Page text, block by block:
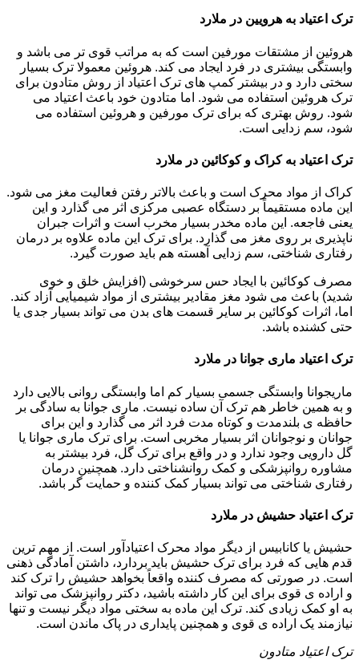
ترک اعتیاد به هرویین در ملارد
هروئین از مشتقات مورفین است که به مراتب قوی تر می باشد و
وابستگی بیشتری در فرد ایجاد می کند. هروئین معمولا ترک بسیار
سختی دارد و در بیشتر کمپ های ترک اعتیاد از روش متادون برای
ترک هروئین استفاده می شود. اما متادون خود باعث اعتیاد می
شود. روش بهتری که برای ترک مورفین و هروئین استفاده می
شود، سم زدایی است.
ترک اعتیاد به کراک و کوکائین در ملارد
کراک از مواد محرک است و باعث بالاتر رفتن فعالیت مغز می شود.
این ماده مستقیماً بر دستگاه عصبی مرکزی اثر می گذارد و این
یعنی فاجعه. این ماده مخدر بسیار مخرب است و اثرات جبران
ناپذیری بر روی مغز می گذارد. برای ترک این ماده علاوه بر درمان
رفتاری شناختی، سم زدایی آهسته هم باید صورت گیرد.
مصرف کوکائین با ایجاد حس سرخوشی (افزایش خلق و خوی
شدید) باعث می شود مغز مقادیر بیشتری از مواد شیمیایی آزاد کند.
اما، اثرات کوکائین بر سایر قسمت های بدن می تواند بسیار جدی یا
حتی کشنده باشد.
ترک اعتیاد ماری جوانا در ملارد
ماریجوانا وابستگی جسمی بسیار کم اما وابستگی روانی بالایی دارد
و به همین خاطر هم ترک آن ساده نیست. ماری جوانا به سادگی بر
حافظه ی بلندمدت و کوتاه مدت فرد اثر می گذارد و این برای
جوانان و نوجوانان اثر بسیار مخربی است. برای ترک ماری جوانا یا
گل دارویی وجود ندارد و در واقع برای ترک گل، فرد بیشتر به
مشاوره روانپزشکی و کمک روانشناختی دارد. همچنین درمان
رفتاری شناختی می تواند بسیار کمک کننده و حمایت گر باشد.
ترک اعتیاد حشیش در ملارد
حشیش یا کانابیس از دیگر مواد محرک اعتیادآور است. از مهم ترین
قدم هایی که فرد برای ترک حشیش باید بردارد، داشتن آمادگی ذهنی
است. در صورتی که مصرف کننده واقعاً بخواهد حشیش را ترک کند
و اراده ی قوی برای این کار داشته باشید، دکتر روانپزشک می تواند
به او کمک زیادی کند. ترک این ماده به سختی مواد دیگر نیست و تنها
نیازمند یک اراده ی قوی و همچنین پایداری در پاک ماندن است.
ترک اعتیاد متادون